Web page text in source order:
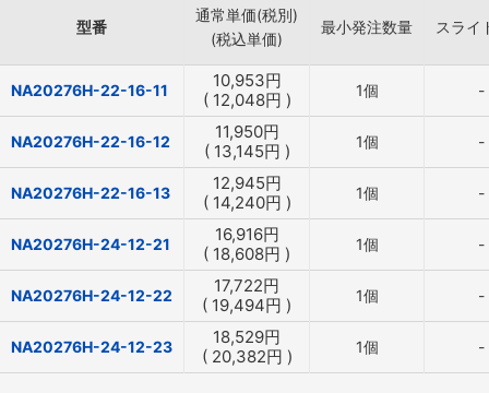
型番
通常単価(税別)
(税込単価)
最小発注数量 スライ
NA20276H-22-16-11 10,953円
( 12,048円 ) 1個 -
NA20276H-22-16-12 11,950円
( 13,145円 ) 1個 -
NA20276H-22-16-13 12,945円
( 14,240円 ) 1個 -
NA20276H-24-12-21 16,916円
( 18,608円 ) 1個 -
NA20276H-24-12-22 17,722円
( 19,494円 ) 1個 -
NA20276H-24-12-23 18,529円
( 20,382円 ) 1個 -